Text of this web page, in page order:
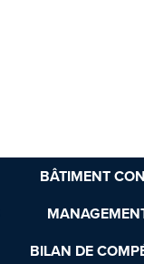
BÂTIMENT
BILAN DE